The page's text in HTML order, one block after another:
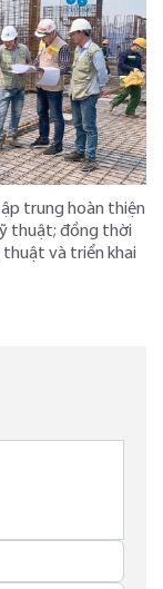
trung hoàn thiện
thuật; đồng thời
thuật và triển khai